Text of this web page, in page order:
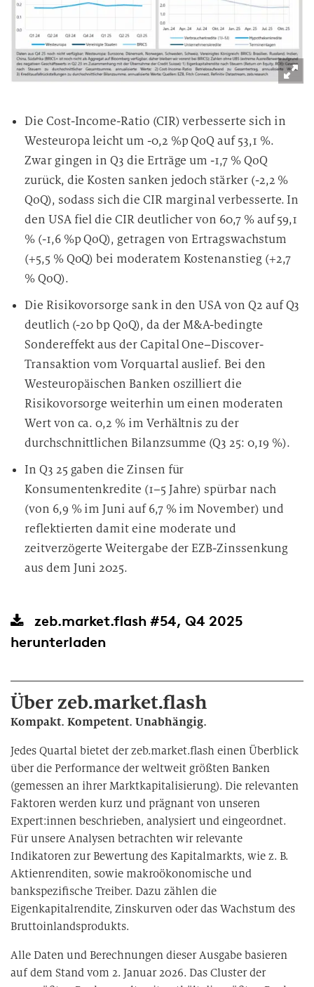
Die Cost-Income-Ratio (CIR) verbesserte sich in
Westeuropa leicht um -0,2 %p QoQ auf 53,1 %.
Zwar gingen in Q3 die Erträge um -1,7 % QoQ
zurück, die Kosten sanken jedoch stärker (-2,2 %
QoQ), sodass sich die CIR marginal verbesserte. In
den USA fiel die CIR deutlicher von 60,7 % auf 59,1
% (-1,6 %p QoQ), getragen von Ertragswachstum
(+5,5 % QoQ) bei moderatem Kostenanstieg (+2,7
% QoQ).
Die Risikovorsorge sank in den USA von Q2 auf Q3
deutlich (-20 bp QoQ), da der M&A-bedingte
Sondereffekt aus der Capital One–Discover-
Transaktion vom Vorquartal auslief. Bei den
Westeuropäischen Banken oszilliert die
Risikovorsorge weiterhin um einen moderaten
Wert von ca. 0,2 % im Verhältnis zu der
durchschnittlichen Bilanzsumme (Q3 25: 0,19 %).
In Q3 25 gaben die Zinsen für
Konsumentenkredite (1–5 Jahre) spürbar nach
(von 6,9 % im Juni auf 6,7 % im November) und
reflektierten damit eine moderate und
zeitverzögerte Weitergabe der EZB-Zinssenkung
aus dem Juni 2025.
zeb.market.flash #54, Q4 2025
herunterladen
Über zeb.market.flash
Kompakt. Kompetent. Unabhängig.
Jedes Quartal bietet der zeb.market.flash einen Überblick
über die Performance der weltweit größten Banken
(gemessen an ihrer Marktkapitalisierung). Die relevanten
Faktoren werden kurz und prägnant von unseren
Expert:innen beschrieben, analysiert und eingeordnet.
Für unsere Analysen betrachten wir relevante
Indikatoren zur Bewertung des Kapitalmarkts, wie z. B.
Aktienrenditen, sowie makroökonomische und
bankspezifische Treiber. Dazu zählen die
Eigenkapitalrendite, Zinskurven oder das Wachstum des
Bruttoinlandsprodukts.
Alle Daten und Berechnungen dieser Ausgabe basieren
auf dem Stand vom 2. Januar 2026. Das Cluster der